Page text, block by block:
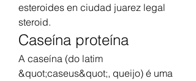
esteroides en ciudad juarez legal
steroid.
Caseína proteína
A caseína (do latim
&quot;caseus&quot;, queijo) é uma